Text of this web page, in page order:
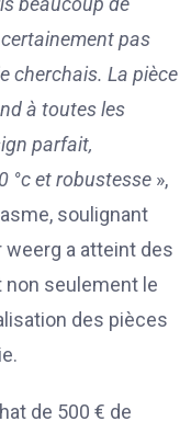
pas
cherchais. La pièce
à toutes les
parfait,
°c et robustesse »,
soulignant
weerg a atteint des
non seulement le
des pièces
de 500 € de